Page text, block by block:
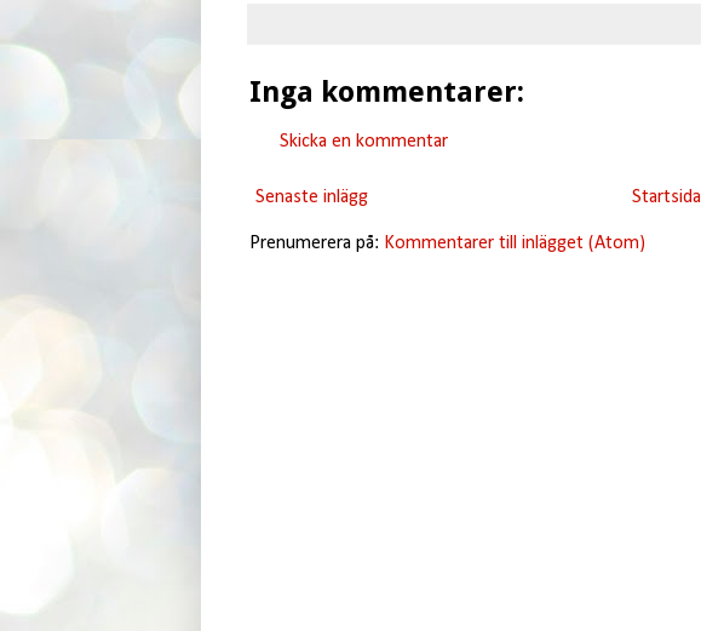
Inga kommentarer:
Skicka en kommentar
Senaste inlägg Startsida
Prenumerera på: Kommentarer till inlägget (Atom)